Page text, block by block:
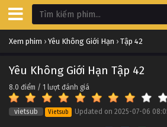
Xem phim › Yêu Không Giới Hạn › Tập 42
Yêu Không Giới Hạn Tập 42
8.0 điểm / 1 lượt đánh giá
vietsub Vietsub Updated on 2025-07-06
Yêu Không Giới Hạn Tập
Tập 52
Yêu Không Giới Hạn Tập
Tập 51